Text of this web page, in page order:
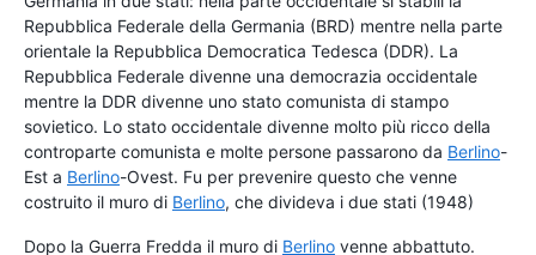
Repubblica Federale della Germania (BRD) mentre nella parte
orientale la Repubblica Democratica Tedesca (DDR). La
Repubblica Federale divenne una democrazia occidentale
mentre la DDR divenne uno stato comunista di stampo
sovietico. Lo stato occidentale divenne molto più ricco della
controparte comunista e molte persone passarono da Berlino-
Est a Berlino-Ovest. Fu per prevenire questo che venne
costruito il muro di Berlino, che divideva i due stati (1948)
Dopo la Guerra Fredda il muro di Berlino venne abbattuto.